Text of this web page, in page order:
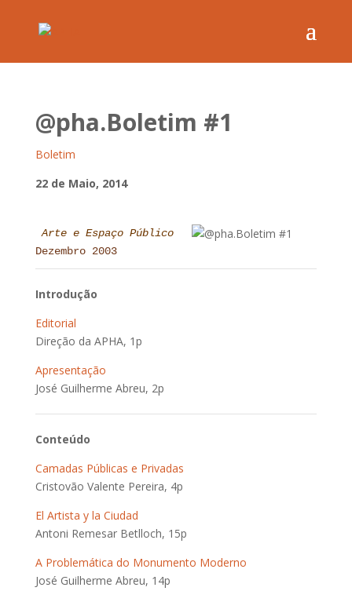
@pha.Boletim #1
Boletim
22 de Maio, 2014
Arte e Espaço Público
Dezembro 2003
Introdução
Editorial
Direção da APHA, 1p
Apresentação
José Guilherme Abreu, 2p
Conteúdo
Camadas Públicas e Privadas
Cristovão Valente Pereira, 4p
El Artista y la Ciudad
Antoni Remesar Betlloch, 15p
A Problemática do Monumento Moderno
José Guilherme Abreu, 14p